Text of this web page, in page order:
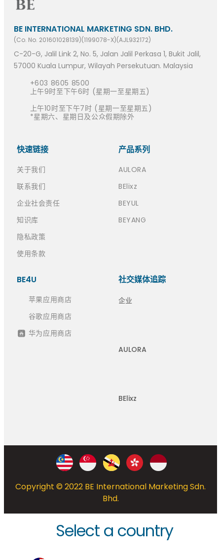
BE INTERNATIONAL MARKETING SDN. BHD.
(Co. No. 201601028139)(1199078-X)(AJL932172)
C-20-G, Jalil Link 2, No. 5, Jalan Jalil Perkasa 1, Bukit Jalil,
57000 Kuala Lumpur, Wilayah Persekutuan. Malaysia
+603 8605 8500
上午9时至下午6时 (星期一至星期五)
上午10时至下午7时 (星期一至星期五)
*星期六、星期日及公众假期除外
快速链接​
关于我们
联系我们
企业社会责任
知识库
隐私政策
使用条款
产品系列
AULORA
BElixz
BEYUL
BEYANG
BE4U
苹果应用商店
谷歌应用商店
华为应用商店
社交媒体追踪
企业
AULORA
BElixz
Copyright © 2022 BE International Marketing Sdn.
Bhd.
Select a country